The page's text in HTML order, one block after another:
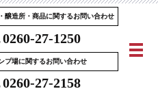
醸造所・商品に関するお問い合わせ
0260-27-1250
プ場に関するお問い合わせ
0260-27-2158
メ